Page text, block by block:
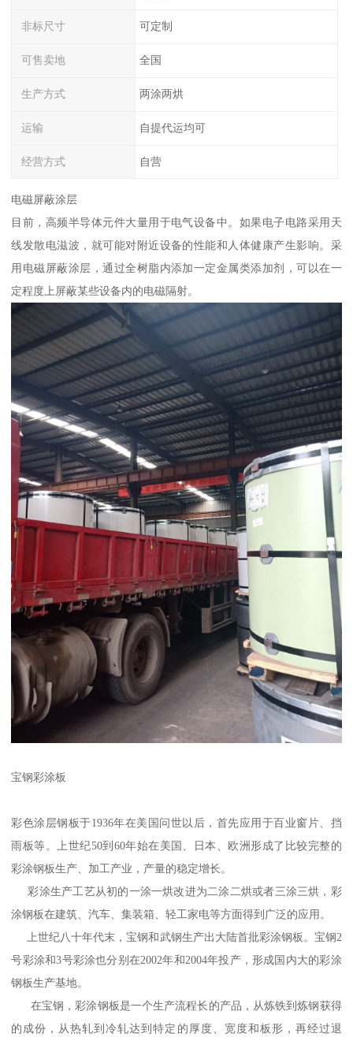
非标尺寸 可定制
可售卖地 全国
生产方式 两涂两烘
运输 自提代运均可
经营方式 自营
电磁屏蔽涂层
目前，高频半导体元件大量用于电气设备中。如果电子电路采用天
线发散电滋波，就可能对附近设备的性能和人体健康产生影响。采
用电磁屏蔽涂层，通过全树脂内添加一定金属类添加剂，可以在一
定程度上屏蔽某些设备内的电磁隔射。
宝钢彩涂板
彩色涂层钢板于1936年在美国问世以后，首先应用于百业窗片、挡
雨板等。上世纪50到60年始在美国、日本、欧洲形成了比较完整的
彩涂钢板生产、加工产业，产量的稳定增长。
彩涂生产工艺从初的一涂一烘改进为二涂二烘或者三涂三烘，彩
涂钢板在建筑、汽车、集装箱、轻工家电等方面得到广泛的应用。
上世纪八十年代末，宝钢和武钢生产出大陆首批彩涂钢板。宝钢2
号彩涂和3号彩涂也分别在2002年和2004年投产，形成国内大的彩涂
钢板生产基地。
在宝钢，彩涂钢板是一个生产流程长的产品，从炼铁到炼钢获得
的成份，从热轧到冷轧达到特定的厚度、宽度和板形，再经过退